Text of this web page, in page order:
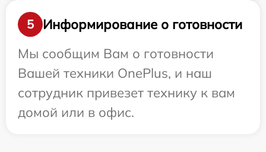
5
Информирование о готовности
Мы сообщим Вам о готовности
Вашей техники OnePlus, и наш
сотрудник привезет технику к вам
домой или в офис.